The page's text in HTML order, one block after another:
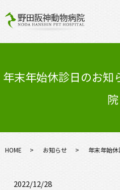
年末年始休診日のお知
院
HOME お知らせ 年末年始
2022/12/28